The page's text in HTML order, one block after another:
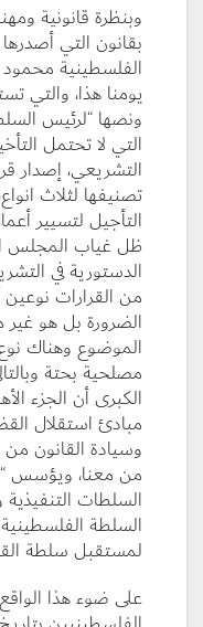
وبنظرة قانونية
بقانون التي
ونصها “لرئيس
التي لا تحتمل
التشريعي، إصدار
تصنيفها لثلاث
التأجيل لتسيير
ظل غياب المجلس
الدستورية في
من القرارات
الضرورة بل هو غير
الموضوع وهناك
مصلحية بحتة
الكبرى أن الجزء
مبادئ استقلال
وسيادة القانون
من معنا، ويؤسس
السلطات
السلطة
لمستقبل سلطة
على ضوء هذا